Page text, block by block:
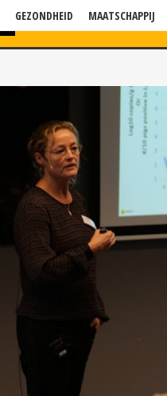
GEZONDHEID MAATSCHAPPIJ
HOME NIEUWS